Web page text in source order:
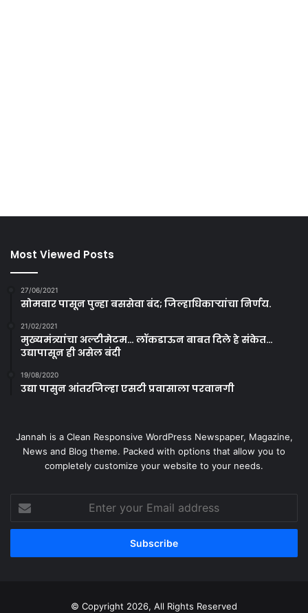
Most Viewed Posts
27/06/2021
सोमवार पासून पुन्हा बससेवा बंद; जिल्हाधिकाऱ्यांचा निर्णय.
21/02/2021
मुख्यमंत्र्यांचा अल्टीमेटम… लॉकडाऊन बाबत दिले हे संकेत…
उद्यापासून ही असेल बंदी
19/08/2020
उद्या पासुन आंतरजिल्हा एसटी प्रवासाला परवानगी
Jannah is a Clean Responsive WordPress Newspaper, Magazine,
News and Blog theme. Packed with options that allow you to
completely customize your website to your needs.
Enter
your
Email
© Copyright 2026, All Rights Reserved